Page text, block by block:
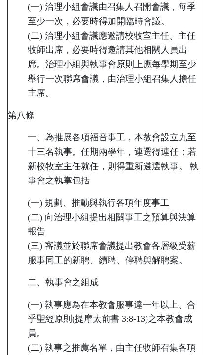
(一) 治理小組會議由召集人召開會議，每季
至少一次，必要時得加開臨時會議。
(二) 治理小組會議應邀請校牧室主任、主任
牧師出席，必要時得邀請其他相關人員出
席。治理小組與執事會原則上應每學期至少
舉行一次聯席會議，由治理小組召集人擔任
主席。
第八條
一、為推展各項福音事工，本教會設立九至
十三名執事。任期兩學年，連選得連任；若
新校牧室主任就任，則得重新遴選執事。 執
事會之執掌包括
(一) 規劃、推動與執行各項年度事工
(二) 向治理小組提出相關事工之預算與決算
報告
(三) 審議並於聯席會議提出教會各層級受薪
服事同工的新聘、續聘、停聘與解聘案。
二、執事會之組成
(一) 執事應為在本教會服事達一年以上、合
乎聖經原則(提摩太前書 3:8-13)之本教會成
員。
(二) 執事之推薦名單，由主任牧師召集各項